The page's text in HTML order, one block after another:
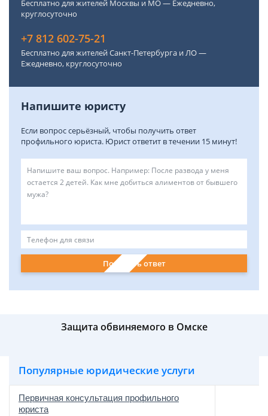
Бесплатно для жителей Москвы и МО — Ежедневно,
круглосуточно
+7 812 602-75-21
Бесплатно для жителей Санкт-Петербурга и ЛО —
Ежедневно, круглосуточно
Напишите юристу
Если вопрос серьёзный, чтобы получить ответ
профильного юриста. Юрист ответит в течении 15 минут!
Получить ответ
Защита обвиняемого в Омске
Популярные юридические услуги
Первичная консультация профильного
юриста